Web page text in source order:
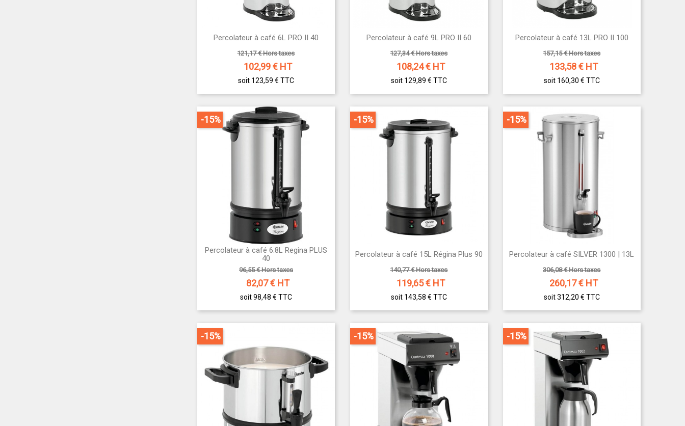
Aperçu rapide
Percolateur à café 6L PRO II 40
121,17 € Hors taxes
102,99€ HT
soit 123,59 € TTC
Aperçu rapide
Percolateur à café 9L PRO II 60
127,34 € Hors taxes
108,24€ HT
soit 129,89 € TTC
Aperçu rapide
Percolateur à café 13L PRO II 100
157,15 € Hors taxes
133,58€ HT
soit 160,30 € TTC
Aperçu rapide
Percolateur à café 6.8L Regina PLUS
40
96,55 € Hors taxes
82,07€ HT
soit 98,48 € TTC
-15%
Aperçu rapide
Percolateur à café 15L Régina Plus 90
140,77 € Hors taxes
119,65€ HT
soit 143,58 € TTC
-15%
Aperçu rapide
Percolateur à café SILVER 1300 | 13L
306,08 € Hors taxes
260,17€ HT
soit 312,20 € TTC
-15%
-15% -15% -15%